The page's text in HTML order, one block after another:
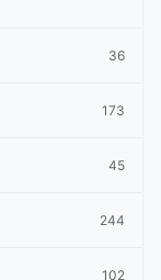
36
173
45
244
102